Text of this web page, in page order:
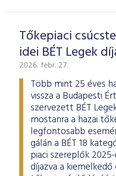
Tőkepiaci
idei BÉT Legek
2026. febr. 27.
Több mint 25 éves
vissza a Budapesti
szervezett BÉT
mostanra a hazai
legfontosabb
gálán a BÉT 18
piaci szereplők
díjazva a